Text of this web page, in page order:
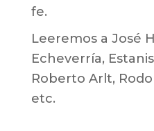
fe.
Leeremos a José
Echeverría,
Roberto Arlt,
etc.